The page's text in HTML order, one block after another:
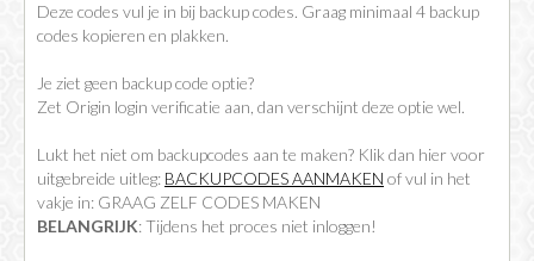
Deze codes vul je in bij backup codes. Graag minimaal 4 backup
codes kopieren en plakken.
Je ziet geen backup code optie?
Zet Origin login verificatie aan, dan verschijnt deze optie wel.
Lukt het niet om backupcodes aan te maken? Klik dan hier voor
uitgebreide uitleg: BACKUPCODES AANMAKEN of vul in het
vakje in: GRAAG ZELF CODES MAKEN
BELANGRIJK: Tijdens het proces niet inloggen!